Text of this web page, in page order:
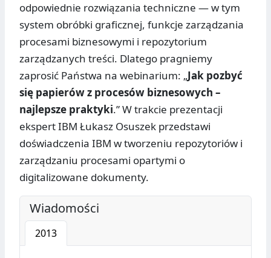
odpowiednie rozwiązania techniczne — w tym
system obróbki graficznej, funkcje zarządzania
procesami biznesowymi i repozytorium
zarządzanych treści. Dlatego pragniemy
zaprosić Państwa na webinarium: „Jak pozbyć
się papierów z procesów biznesowych –
najlepsze praktyki.” W trakcie prezentacji
ekspert IBM Łukasz Osuszek przedstawi
doświadczenia IBM w tworzeniu repozytoriów i
zarządzaniu procesami opartymi o
digitalizowane dokumenty.
Wiadomości
2013